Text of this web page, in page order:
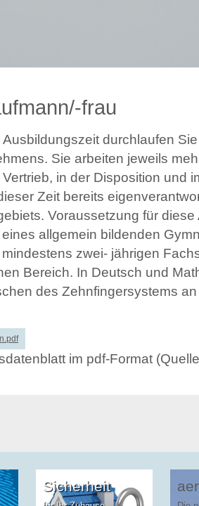
frau
durchlaufen
Sie arbeiten jeweils
in der Disposition und
Zeit bereits
Voraussetzung für
allgemein bildenden
zwei- jährigen
Bereich. In Deutsch und
des Zehnfingersystems
im pdf-Format
Sicherheit